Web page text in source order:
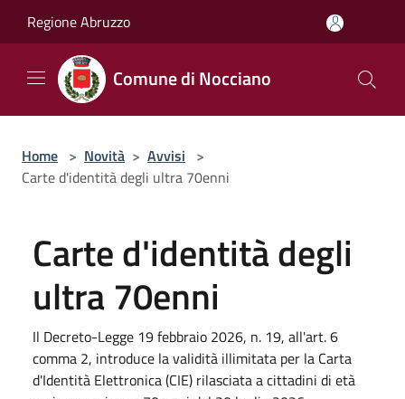
Regione Abruzzo
Comune di Nocciano
Home > Novità > Avvisi >
Carte d'identità degli ultra 70enni
Carte d'identità degli
ultra 70enni
Il Decreto-Legge 19 febbraio 2026, n. 19, all'art. 6
comma 2, introduce la validità illimitata per la Carta
d'Identità Elettronica (CIE) rilasciata a cittadini di età